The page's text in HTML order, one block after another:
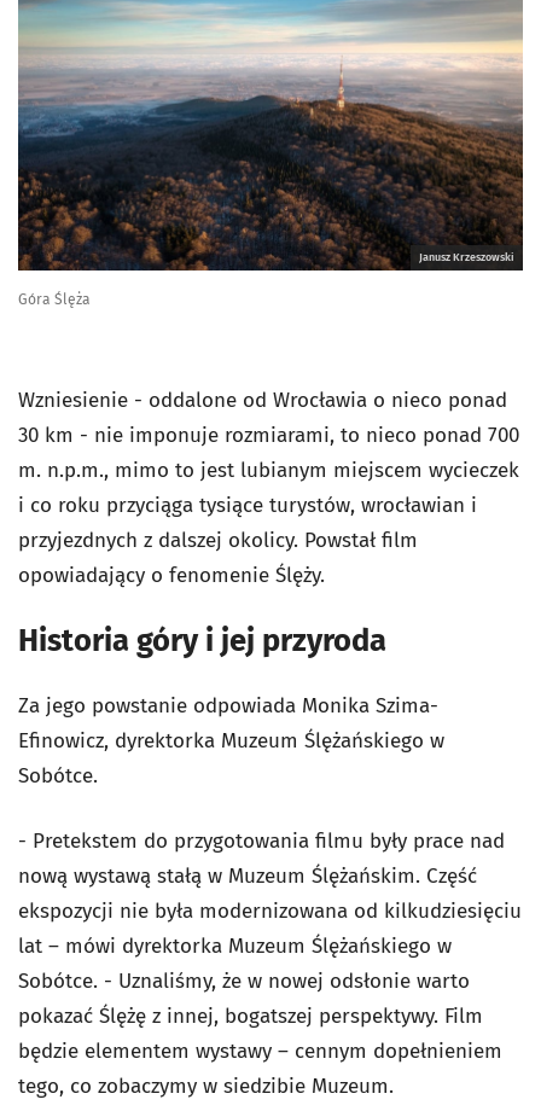
Janusz Krzeszowski
Góra Ślęża
Wzniesienie - oddalone od Wrocławia o nieco ponad
30 km - nie imponuje rozmiarami, to nieco ponad 700
m. n.p.m., mimo to jest lubianym miejscem wycieczek
i co roku przyciąga tysiące turystów, wrocławian i
przyjezdnych z dalszej okolicy. Powstał film
opowiadający o fenomenie Ślęży.
Historia góry i jej przyroda
Za jego powstanie odpowiada Monika Szima-
Efinowicz, dyrektorka Muzeum Ślężańskiego w
Sobótce.
- Pretekstem do przygotowania filmu były prace nad
nową wystawą stałą w Muzeum Ślężańskim. Część
ekspozycji nie była modernizowana od kilkudziesięciu
lat – mówi dyrektorka Muzeum Ślężańskiego w
Sobótce. - Uznaliśmy, że w nowej odsłonie warto
pokazać Ślężę z innej, bogatszej perspektywy. Film
będzie elementem wystawy – cennym dopełnieniem
tego, co zobaczymy w siedzibie Muzeum.